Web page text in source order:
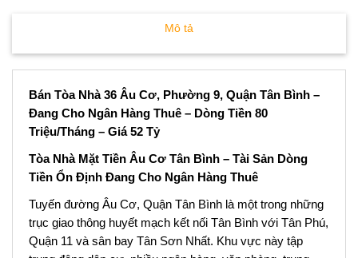
Mô tả
Bán Tòa Nhà 36 Âu Cơ, Phường 9, Quận Tân Bình –
Đang Cho Ngân Hàng Thuê – Dòng Tiền 80
Triệu/Tháng – Giá 52 Tỷ
Tòa Nhà Mặt Tiền Âu Cơ Tân Bình – Tài Sản Dòng
Tiền Ổn Định Đang Cho Ngân Hàng Thuê
Tuyến đường Âu Cơ, Quận Tân Bình là một trong những
trục giao thông huyết mạch kết nối Tân Bình với Tân Phú,
Quận 11 và sân bay Tân Sơn Nhất. Khu vực này tập